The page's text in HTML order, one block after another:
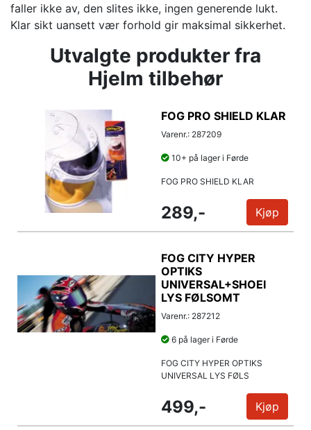
faller ikke av, den slites ikke, ingen generende lukt.
Klar sikt uansett vær forhold gir maksimal sikkerhet.
Utvalgte produkter fra
Hjelm tilbehør
FOG PRO SHIELD KLAR
Varenr.: 287209
10+ på lager i Førde
FOG PRO SHIELD KLAR
289,- Kjøp
FOG CITY HYPER
OPTIKS
UNIVERSAL+SHOEI
LYS FØLSOMT
Varenr.: 287212
6 på lager i Førde
FOG CITY HYPER OPTIKS
UNIVERSAL LYS FØLS
499,- Kjøp